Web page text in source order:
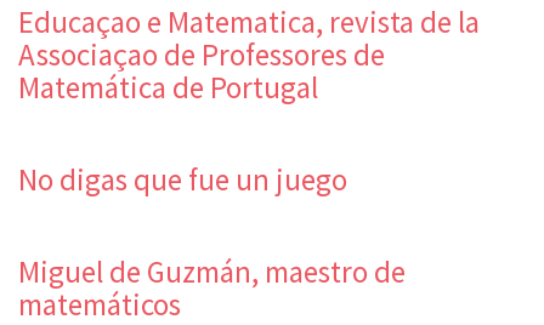
Educaçao e Matematica, revista de la
Associaçao de Professores de
Matemática de Portugal
No digas que fue un juego
Miguel de Guzmán, maestro de
matemáticos